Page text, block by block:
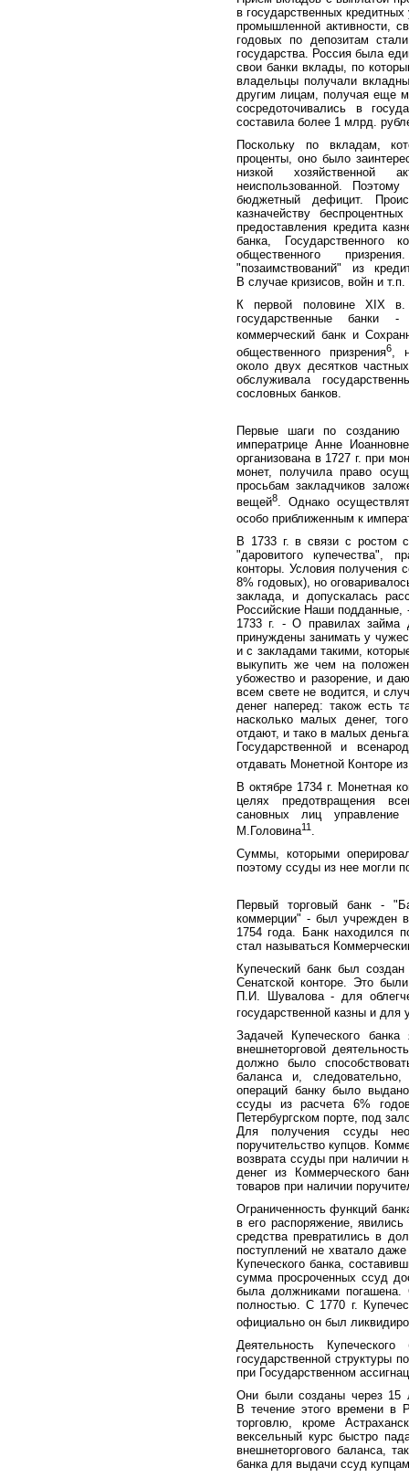
в государственных
промышленной активности,
годовых по депозитам
государства. Россия была
свои банки вклады, по
владельцы получали
другим лицам, получая еще
сосредоточивались в
составила более 1 млрд.
Поскольку по вкладам,
проценты, оно было
низкой хозяйственной
неиспользованной.
бюджетный дефицит.
казначейству
предоставления кредита
банка, Государственного
общественного
"позаимствований" из
В случае кризисов, войн и
К первой половине XIX в.
государственные банки -
коммерческий банк и
общественного призрения6
,
около двух десятков
обслуживала
сословных банков.
Первые шаги по созданию
императрице Анне
организована в 1727 г. при
монет, получила право
просьбам закладчиков
вещей8
. Однако
особо приближенным к
В 1733 г. в связи с ростом
"даровитого купечества",
конторы. Условия получения
8% годовых), но
заклада, и допускалась
Российские Наши подданные,
1733 г. - О правилах займа
принуждены занимать у
и с закладами такими,
выкупить же чем на
убожество и разорение, и
всем свете не водится, и
денег наперед: також есть
насколько малых денег,
отдают, и тако в малых
Государственной и
отдавать Монетной Конторе
В октябре 1734 г. Монетная
целях предотвращения
сановных лиц
М.Головина11
Суммы, которыми
поэтому ссуды из нее могли
Первый торговый банк -
коммерции" - был учрежден
1754 года. Банк находился
стал называться
Купеческий банк был
Сенатской конторе. Это
П.И. Шувалова - для
государственной казны и для
Задачей Купеческого
внешнеторговой
должно было
баланса и,
операций банку было
ссуды из расчета 6%
Петербургском порте, под
Для получения ссуды
поручительство купцов.
возврата ссуды при наличии
денег из Коммерческого
товаров при наличии
Ограниченность функций
в его распоряжение,
средства превратились в
поступлений не хватало
Купеческого банка,
сумма просроченных ссуд
была должниками
полностью. С 1770 г.
официально он был
Деятельность
государственной структуры
при Государственном
Они были созданы через 15
В течение этого времени в
торговлю, кроме
вексельный курс быстро
внешнеторгового баланса,
банка для выдачи ссуд